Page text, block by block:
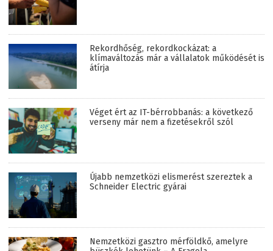
Rekordhőség, rekordkockázat: a
klímaváltozás már a vállalatok működését is
átírja
Véget ért az IT-bérrobbanás: a következő
verseny már nem a fizetésekről szól
Újabb nemzetközi elismerést szereztek a
Schneider Electric gyárai
Nemzetközi gasztro mérföldkő, amelyre